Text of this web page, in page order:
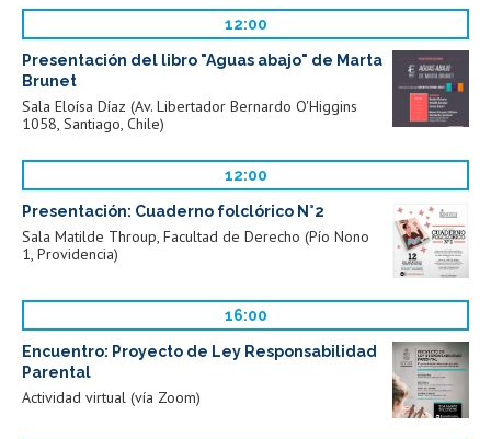
12:00
Presentación del libro "Aguas abajo" de Marta
Brunet
Sala Eloísa Díaz (Av. Libertador Bernardo O'Higgins
1058, Santiago, Chile)
12:00
Presentación: Cuaderno folclórico N°2
Sala Matilde Throup, Facultad de Derecho (Pío Nono
1, Providencia)
16:00
Encuentro: Proyecto de Ley Responsabilidad
Parental
Actividad virtual (vía Zoom)